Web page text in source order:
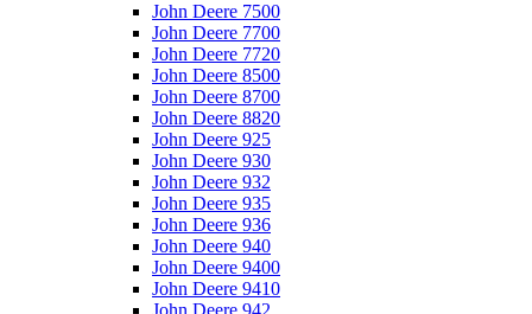
John Deere 7500
John Deere 7700
John Deere 7720
John Deere 8500
John Deere 8700
John Deere 8820
John Deere 925
John Deere 930
John Deere 932
John Deere 935
John Deere 936
John Deere 940
John Deere 9400
John Deere 9410
John Deere 942